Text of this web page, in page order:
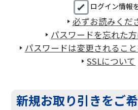
ログイン情報
必ずお読みくだ
パスワードを忘れた
パスワードは変更されるこ
SSLについて
新規お取り引きをご